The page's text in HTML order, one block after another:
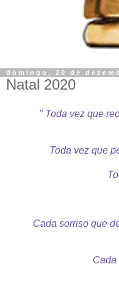
domingo, 20 de
Natal 2020
" Toda vez que
Toda vez que
Cada sorriso que
Cada